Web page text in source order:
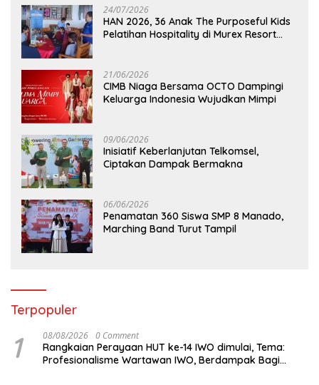
24/07/2026
HAN 2026, 36 Anak The Purposeful Kids
Pelatihan Hospitality di Murex Resort
21/06/2026
CIMB Niaga Bersama OCTO Dampingi
Keluarga Indonesia Wujudkan Mimpi
09/06/2026
Inisiatif Keberlanjutan Telkomsel,
Ciptakan Dampak Bermakna
06/06/2026
Penamatan 360 Siswa SMP 8 Manado,
Marching Band Turut Tampil
Terpopuler
1 08/08/2026 0 Comment
Rangkaian Perayaan HUT ke-14 IWO dimulai, Tema:
Profesionalisme Wartawan IWO, Berdampak Bagi